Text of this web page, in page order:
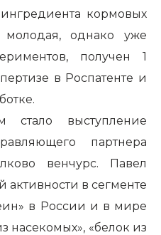
кормовых
однако уже
получен 1
в Роспатенте и
стало выступление
партнера
венчурс. Павел
активности в сегменте
в России и в мире
насекомых», «белок из